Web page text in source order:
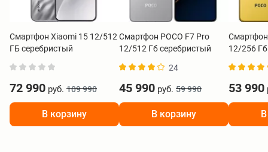
Смартфон Xiaomi 15 12/512
ГБ серебристый
72 990 руб. 109 990
В корзину
Смартфон POCO F7 Pro
12/512 Гб серебристый
24
45 990 руб. 59 990
В корзину
Смартфон
12/256
53 990